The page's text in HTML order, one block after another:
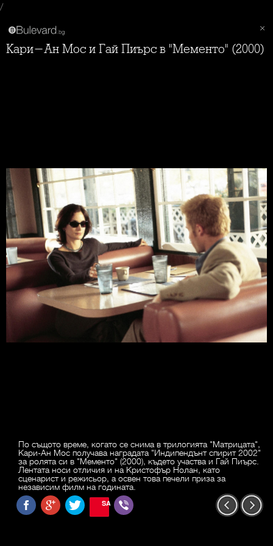
/
Кари-Ан Мос и Гай Пиърс в "Мементо" (2000)
По същото време, когато се снима в трилогията "Матрицата",
Кари-Ан Мос получава наградата "Индипендънт спирит 2002"
за ролята си в "Мементо" (2000), където участва и Гай Пиърс.
Лентата носи отличия и на Кристофър Нолан, като
сценарист и режисьор, а освен това печели приза за
независим филм на годината.
SAVE